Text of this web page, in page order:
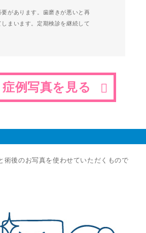
があります。歯磨きが悪いと再
まいます。定期検診を継続して
症例写真を見る
術後のお写真を使わせていただくもので